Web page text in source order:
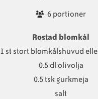
6 portioner
Rostad blomkål
1 st stort blomkålshuvud
0.5 dl olivolja
0.5 tsk gurkmeja
salt